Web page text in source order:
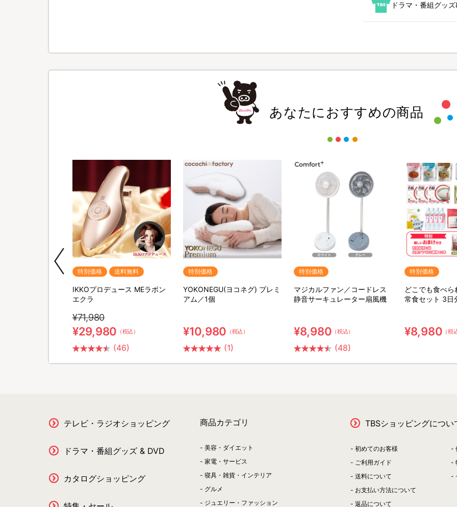
ドラマ・番組グッ
あなたにおすすめの商品
特別価格 送料無料
IKKOプロデュース MEラボン
エクラ
¥71,980
¥29,980 （税込）
(46)
特別価格
YOKONEGU(ヨコネグ) プレミ
アム／1個
¥10,980 （税込）
(1)
特別価格
マジカルファン／コードレス
静音サーキュレーター扇風機
¥8,980 （税込）
(48)
特別価格
どこでも食べ
常食セット 3日
¥8,980 （税
テレビ・ラジオショッピング
ドラマ・番組グッズ & DVD
カタログショッピング
商品カテゴリ
美容・ダイエット
家電・サービス
寝具・雑貨・インテリア
グルメ
ジュエリー・ファッション
TBSショッピングについ
初めてのお客様
ご利用ガイド
送料について
お支払い方法について
返品について